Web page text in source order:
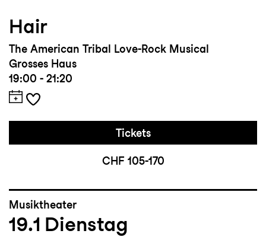
Hair
The American Tribal Love-Rock Musical
Grosses Haus
19:00 - 21:20
Tickets
CHF 105-170
Musiktheater
19.1 Dienstag